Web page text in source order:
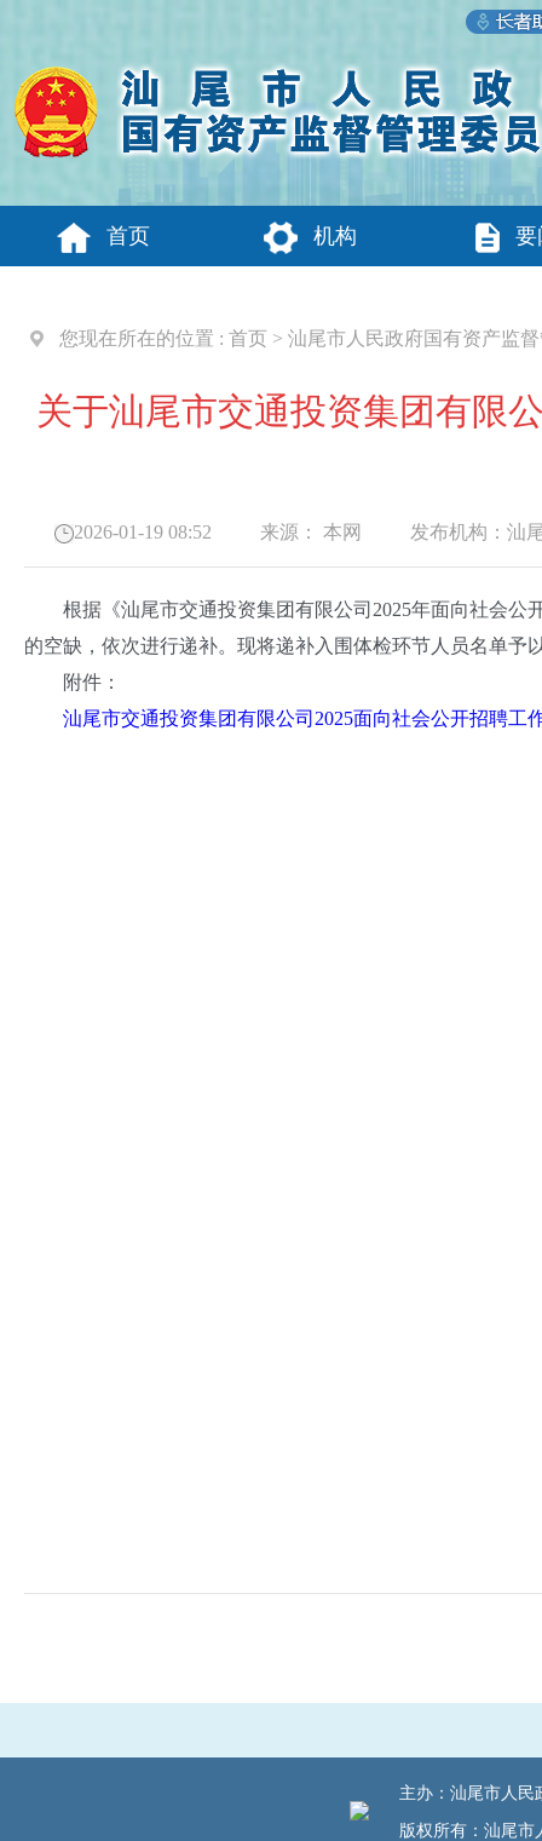
首页 机构 要
您现在所在的位置 : 首页 > 汕尾市人民政府国有资产监
关于汕尾市交通投资集团有限
2026-01-19 08:52 来源： 本网 发布机构： 汕
根据《汕尾市交通投资集团有限公司2025年面向社会公
的空缺，依次进行递补。现将递补入围体检环节人员名单予
附件：
汕尾市交通投资集团有限公司2025面向社会公开招聘工
主办：汕尾市人民
版权所有：汕尾